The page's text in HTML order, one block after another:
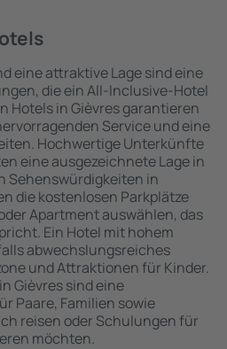
eine attraktive Lage sind eine
die ein All-Inclusive-Hotel
Hotels in Gièvres garantieren
Service und eine
Hochwertige Unterkünfte
eine ausgezeichnete Lage in
Sehenswürdigkeiten in
die kostenlosen Parkplätze
Apartment auswählen, das
Ein Hotel mit hohem
abwechslungsreiches
und Attraktionen für Kinder.
Gièvres sind eine
Paare, Familien sowie
reisen oder Schulungen für
möchten.